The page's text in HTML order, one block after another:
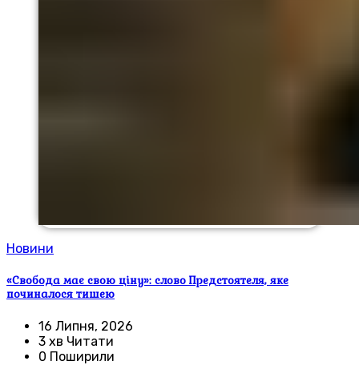
Новини
«Свобода має свою ціну»: слово Предстоятеля, яке
починалося тишею
16 Липня, 2026
3 хв Читати
0 Поширили